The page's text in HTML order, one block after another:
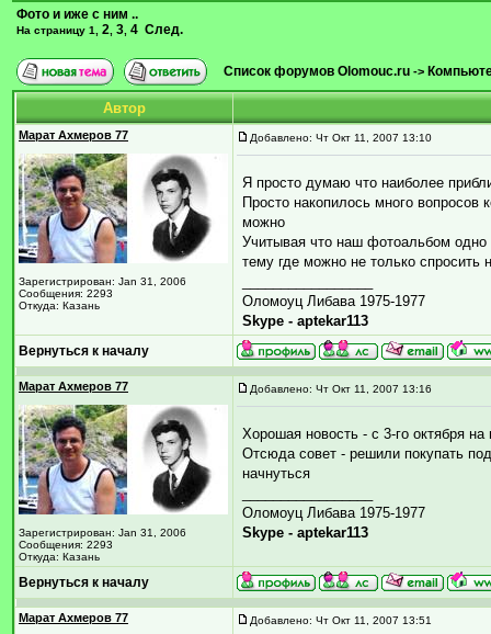
Фото и иже с ним ..
На страницу 1 2 3 4 След.
Список форумов Olomouc.ru ->
Автор
Марат Ахмеров 77
Зарегистрирован: Jan 31, 2006
Сообщения: 2293
Откуда: Казань
Добавлено: Чт Окт 11, 2007 13:10
Я просто думаю что наиболее
Просто накопилось много вопросов
можно
Учитывая что наш фотоальбом
тему где можно не только
Оломоуц Либава 1975-1977
Skype - aptekar113
Вернуться к началу
Марат Ахмеров 77
Зарегистрирован: Jan 31, 2006
Сообщения: 2293
Откуда: Казань
Добавлено: Чт Окт 11, 2007 13:16
Хорошая новость - с 3-го октября
Отсюда совет - решили покупать
начнуться
Оломоуц Либава 1975-1977
Skype - aptekar113
Вернуться к началу
Марат Ахмеров 77 Добавлено: Чт Окт 11, 2007 13:51